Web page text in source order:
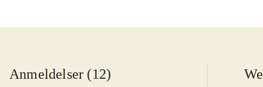
Anmeldelser (12)